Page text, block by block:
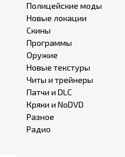
Полицейские моды
Новые локации
Скины
Программы
Оружие
Новые текстуры
Читы и трейнеры
Патчи и DLC
Кряки и NoDVD
Разное
Радио